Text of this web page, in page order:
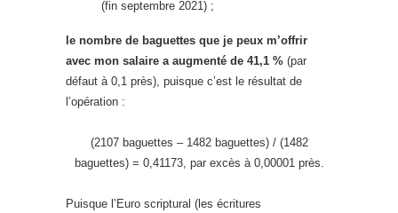
(fin septembre 2021) ;
le nombre de baguettes que je peux m’offrir
avec mon salaire a augmenté de 41,1 % (par
défaut à 0,1 près), puisque c’est le résultat de
l’opération :
(2107 baguettes – 1482 baguettes) / (1482
baguettes) = 0,41173, par excès à 0,00001 près.
Puisque l’Euro scriptural (les écritures